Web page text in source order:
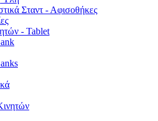
Σταντ - Αφισοθήκες
- Tablet